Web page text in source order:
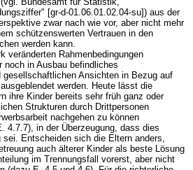
[gr-d-01.06.01.02.04-su]) aus der
zwar nach wie vor, aber nicht mehr
schützenswerten Vertrauen in den
werden kann.
veränderten Rahmenbedingungen
noch in Ausbau befindliches
gesellschaftlichen Ansichten in Bezug auf
werden. Heute lässt die
ihre Kinder bereits sehr früh ganz oder
Strukturen durch Drittpersonen
nachgehen zu können
4.7.7), in der Überzeugung, dass dies
Entscheiden sich die Eltern anders,
auch älterer Kinder als beste Lösung
im Trennungsfall vorerst, aber nicht